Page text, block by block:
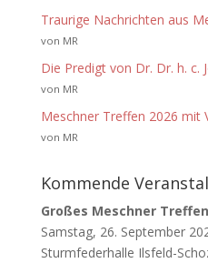
Traurige Nachrichten aus
von MR
Die Predigt von Dr. Dr. h. c.
von MR
Meschner Treffen 2026 mit
von MR
Kommende
Großes Meschner Treffen
Samstag, 26. September
Sturmfederhalle Ilsfeld-